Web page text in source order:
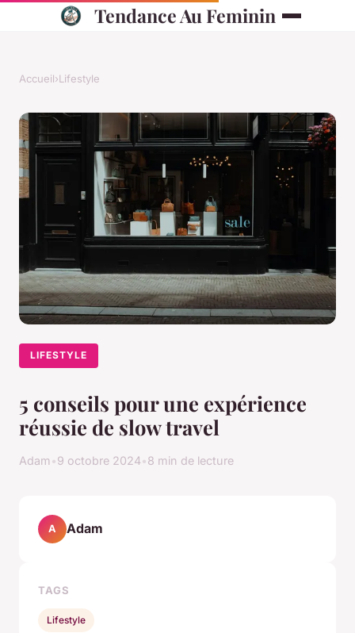
Tendance Au Feminin
Accueil›Lifestyle
LIFESTYLE
5 conseils pour une expérience
réussie de slow travel
Adam•9 octobre 2024•8 min de lecture
A Adam
TAGS
Lifestyle